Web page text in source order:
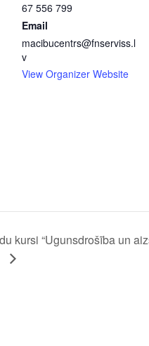
67 556 799
Email
macibucentrs@fnserviss.l
v
View Organizer Website
kursi “Ugunsdrošība un